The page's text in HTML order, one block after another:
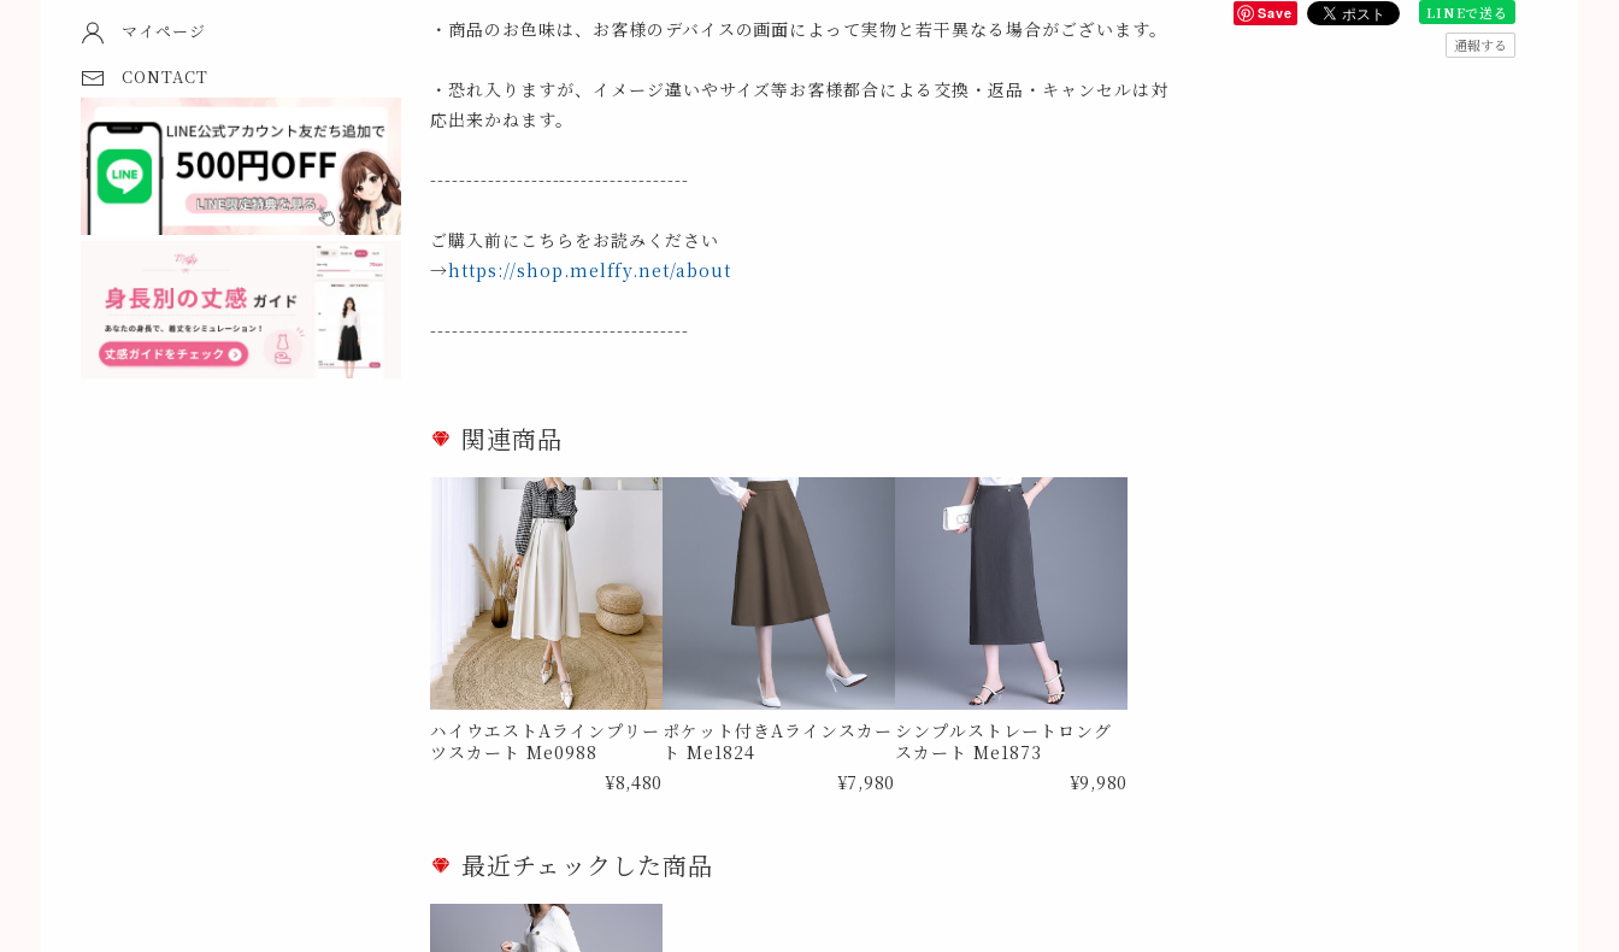
マイページ
CONTACT
・商品のお色味は、お客様のデバイスの画面によって実物と若干異なる場合がございます。
・恐れ入りますが、イメージ違いやサイズ等お客様都合による交換・返品・キャンセルは対
応出来かねます。
------------------------------------
ご購入前にこちらをお読みください
→https://shop.melffy.net/about
------------------------------------
Save
LINEで送る
通報する
関連商品
ハイウエストAラインプリー
ツスカート Me0988
¥8,480
ポケット付きAラインスカー
ト Me1824
¥7,980
シンプルストレートロング
スカート Me1873
¥9,980
最近チェックした商品